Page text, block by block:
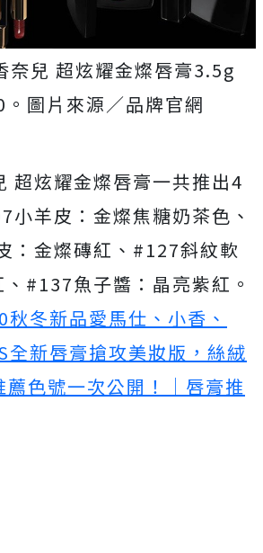
兒 超炫耀金燦唇膏3.5g
圖片來源／品牌官網
超炫耀金燦唇膏一共推出4
小羊皮：金燦焦糖奶茶色、
：金燦磚紅、#127斜紋軟
#137魚子醬：晶亮紫紅。
秋冬新品愛馬仕、小香、
全新唇膏搶攻美妝版，絲絨
色號一次公開！｜唇膏推